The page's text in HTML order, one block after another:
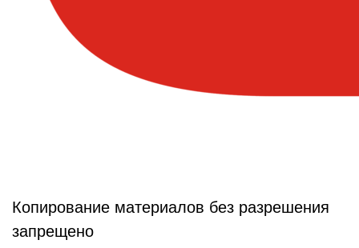
Копирование материалов без разрешения
запрещено